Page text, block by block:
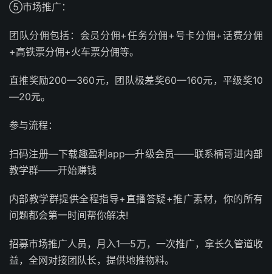
⑤市场推广：
团队分佣包括：会员分佣+任务分佣+号卡分佣+话费分佣
+高铁票分佣+火车票分佣等。
直推奖励200—360元，团队极差奖60—160元，平级奖10
—20元。
参与流程：
扫码注册—下载趣盈利app—升级会员——联系楠哥进内部
教学群——开始赚钱
内部教学群提供全程指导+直播答疑+推广素材，你的所有
问题都会第一时间帮你解决!
招募市场推广人员，月入1—5万，一次推广，拿长久管道收
益，全网对接团队长，提供地推物料。